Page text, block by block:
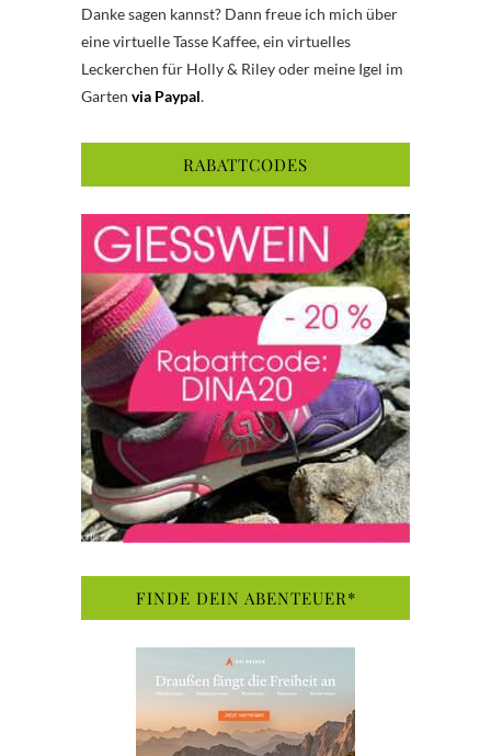
Danke sagen kannst? Dann freue ich mich über
eine virtuelle Tasse Kaffee, ein virtuelles
Leckerchen für Holly & Riley oder meine Igel im
Garten via Paypal.
RABATTCODES
FINDE DEIN ABENTEUER*